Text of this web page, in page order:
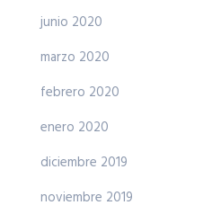
junio 2020
marzo 2020
febrero 2020
enero 2020
diciembre 2019
noviembre 2019